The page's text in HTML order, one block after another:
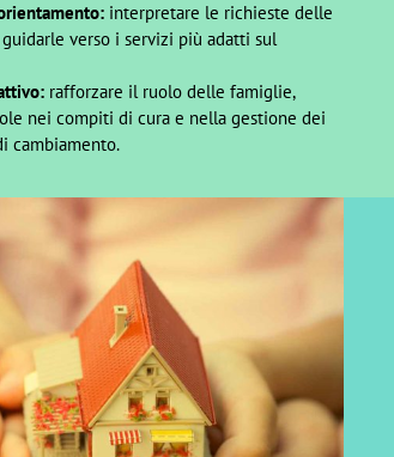
interpretare le richieste delle
verso i servizi più adatti sul
rafforzare il ruolo delle famiglie,
nei compiti di cura e nella gestione dei
cambiamento.